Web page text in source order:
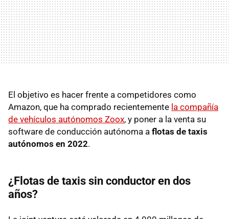
El objetivo es hacer frente a competidores como
Amazon, que ha comprado recientemente la compañía
de vehículos autónomos Zoox, y poner a la venta su
software de conducción autónoma a flotas de taxis
autónomos en 2022.
¿Flotas de taxis sin conductor en dos
años?